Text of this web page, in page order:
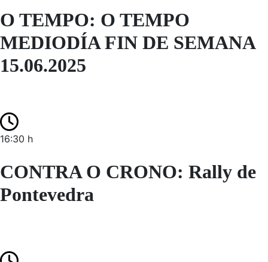
O TEMPO: O TEMPO
MEDIODÍA FIN DE SEMANA
15.06.2025
16:30 h
CONTRA O CRONO: Rally de
Pontevedra